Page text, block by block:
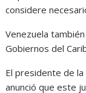
considere
Venezuela
Gobiernos del
El presidente de la
anunció que este